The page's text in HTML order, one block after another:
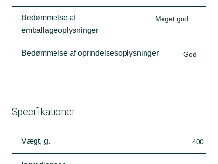
Bedømmelse af
emballageoplysninger
Meget god
Bedømmelse af oprindelsesoplysninger God
Specifikationer
Vægt, g. 400